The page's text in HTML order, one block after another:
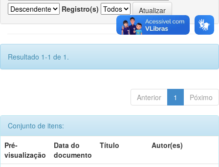
Registro(s)
Resultado 1-1 de 1.
Anterior 1 Póximo
Conjunto de itens:
Pré-
visualização
Data do
documento
Título Autor(es)